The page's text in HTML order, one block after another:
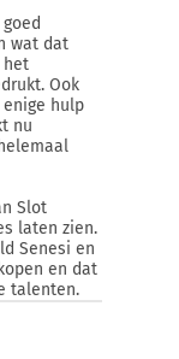
wat dat
het
Ook
hulp
nu
Slot
laten zien.
Senesi en
en dat
talenten.